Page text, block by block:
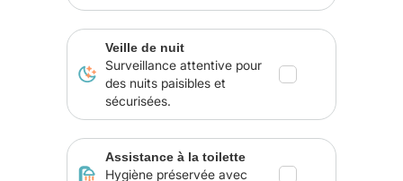
Veille de nuit
Surveillance attentive pour
des nuits paisibles et
sécurisées.
Assistance à la toilette
Hygiène préservée avec